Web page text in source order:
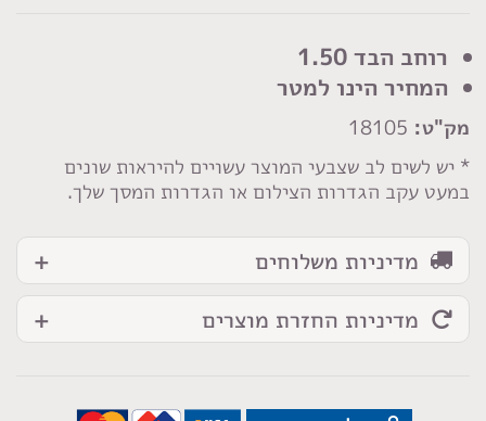
רוחב הבד 1.50
המחיר הינו למטר
מק"ט:
* יש לשים לב שצבעי המוצר עשויים להיראות שונים
במעט עקב הגדרות הצילום או הגדרות המסך שלך.
סאטן
דיור
זהב
חרדל
מדיניות משלוחים
מדיניות החזרת מוצרים